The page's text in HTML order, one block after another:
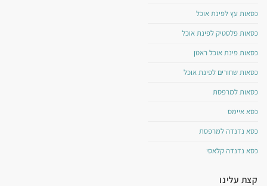
קצת עלינו
כסאות עץ לפינת אוכל
כסאות פלסטיק לפינת אוכל
כסאות פינת אוכל ראטן
כסאות שחורים לפינת אוכל
כסאות למרפסת
כסא איימס
כסא נדנדה למרפסת
כסא נדנדה קלאסי